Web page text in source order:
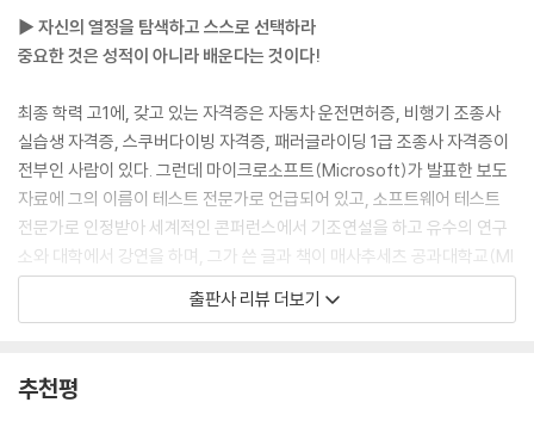
백과사전은 지식이 아니다
탐색 활동과 커리큘럼
사례: 질문들로 구성된 커리큘럼
chapter 12 바크 박사
해적 깃발 올리기
해적들의 모임
무리지어 사냥하기
저자 후기_항해를 이끌어주는 별들
---「1장 위험한 생각」 중에서
관에 의해 재갈이 물리거나 굴레가 씌워지거나 족쇄가 채워지지 않은 사람
들을 말한다. 세상에서 자기 자신의 목소리에 귀를 기울이고 자기만의 장
소를 찾아서 방황하는 사람들이다.
---「2장 나는 캐리비안 해적 스타일의 학생이다」 중에서
우리 아버지는 전혀 거리낌이 없었다. 아버지는 평생 컴퓨터 프로그램이라
는 걸 해본 적이 없지만, 컴퓨터가 사용하는 언어를 배운다는 게 쉬울 거라
고 생각했다. 아버지는 《6502 어셈블리 언어 프로그래밍(6502 Assem
bly Language Programming)》이라는 책을 찾아서 나에게 보내주셨
럼 가볍다. 현실적인 어려움은 그다지 신경 쓰지 않는다. 무언가를 하고 싶
▶ 자신의 열정을 탐색하고 스스로 선택하라
중요한 것은 성적이 아니라 배운다는 것이다!
최종 학력 고1에, 갖고 있는 자격증은 자동차 운전면허증, 비행기 조종사
실습생 자격증, 스쿠버다이빙 자격증, 패러글라이딩 1급 조종사 자격증이
전부인 사람이 있다. 그런데 마이크로소프트(Microsoft)가 발표한 보도
자료에 그의 이름이 테스트 전문가로 언급되어 있고, 소프트웨어 테스트
전문가로 인정받아 세계적인 콘퍼런스에서 기조연설을 하고 유수의 연구
소와 대학에서 강연을 하며, 그가 쓴 글과 책이 매사추세츠 공과대학교(MI
T)를 포함하여 많은 대학교의 공학 강의에서 사용되고 있다. 《캐리비안 해
적들의 비밀 공부법》 저자 제임스 바크를 설명해주는 커리어다. 만약 성적
이 책은 제임스 바크가 스스로 학습하고 열정을 추구하는 ‘캐리비안 해적
출판사 리뷰 더보기
추천평